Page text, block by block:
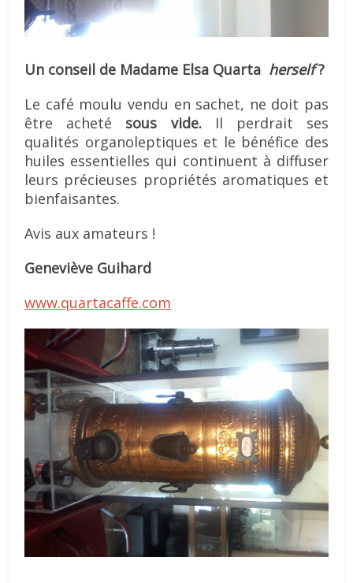
Un conseil de Madame Elsa Quarta herself?
Le café moulu vendu en sachet, ne doit pas
être acheté sous vide. Il perdrait ses
qualités organoleptiques et le bénéfice des
huiles essentielles qui continuent à diffuser
leurs précieuses propriétés aromatiques et
bienfaisantes.
Avis aux amateurs !
Geneviève Guihard
www.quartacaffe.com